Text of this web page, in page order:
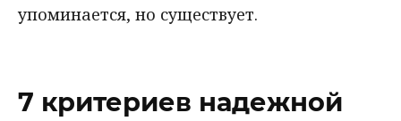
упоминается, но существует.
7 критериев надежной